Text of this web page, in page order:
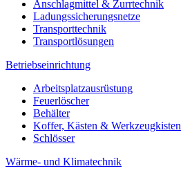
Anschlagmittel & Zurrtechnik
Ladungssicherungsnetze
Transporttechnik
Transportlösungen
Betriebseinrichtung
Arbeitsplatzausrüstung
Feuerlöscher
Behälter
Koffer, Kästen & Werkzeugkisten
Schlösser
Wärme- und Klimatechnik